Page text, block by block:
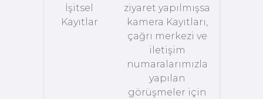
İşitsel
Kayıtlar
ziyaret yapılmışsa
kamera Kayıtları,
çağrı merkezi ve
iletişim
numaralarımızla
yapılan
görüşmeler için